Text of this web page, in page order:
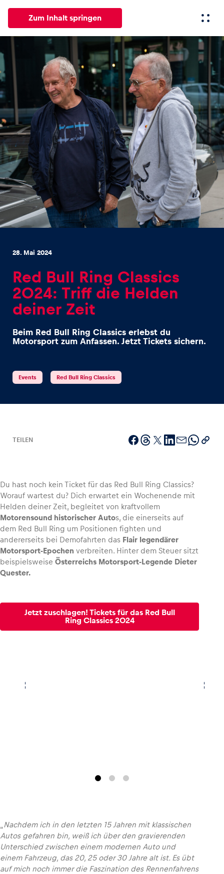
Zum Inhalt springen
News Events Erlebnisse Seiten
News
Alle anzeigen
Events
Alle anzeigen
Erlebnisse
Seiten
Fahrzeug
Alle anzeigen
Business
Alle anzeigen
28. Mai 2024
Red Bull Ring Classics
2024: Triff die Helden
deiner Zeit
Beim Red Bull Ring Classics erlebst du
Motorsport zum Anfassen. Jetzt Tickets sichern.
Events Red Bull Ring Classics
TEILEN
Du hast noch kein Ticket für das Red Bull Ring Classics?
Worauf wartest du? Dich erwartet ein Wochenende mit
Helden deiner Zeit, begleitet von kraftvollem
Motorensound historischer Autos, die einerseits auf
dem Red Bull Ring um Positionen fighten und
andererseits bei Demofahrten das Flair legendärer
Motorsport-Epochen verbreiten. Hinter dem Steuer sitzt
beispielsweise Österreichs Motorsport-Legende Dieter
Quester.
Jetzt zuschlagen! Tickets für das Red Bull
Ring Classics 2024
Nachdem ich in den letzten 15 Jahren mit klassischen
Autos gefahren bin, weiß ich über den gravierenden
Unterschied zwischen einem modernen Auto und
einem Fahrzeug, das 20, 25 oder 30 Jahre alt ist. Es übt
auf mich noch immer die Faszination des Rennenfahrens